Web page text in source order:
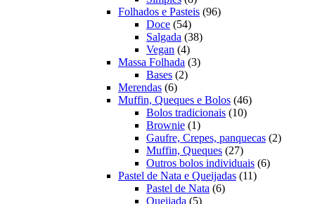
produtos
Folhados e Pasteis 9696
Doce 5454
produtos
Salgada 3838
Vegan 44
produtos
Massa Folhada 33
Bases 22
Merendas 66
produtos
Muffin, Queques e Bolos 4646
Bolos tradicionais 1010
Brownie 11
produto
Gaufre, Crepes, panquecas 22
Muffin, Queques 2727
produtos
Outros bolos individuais 66
Pastel de Nata e Queijadas 1111
Pastel de Nata 66
Queijada 55